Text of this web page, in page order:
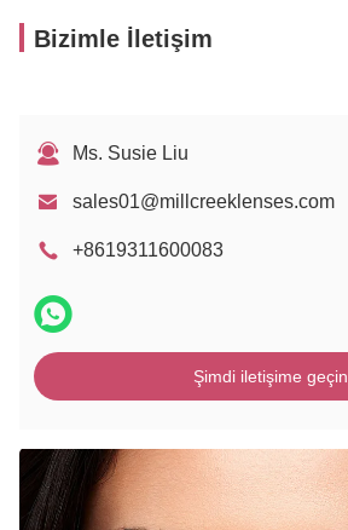
Bizimle İletişim
Ms. Susie Liu
sales01@millcreeklenses.com
+8619311600083
Şimdi iletişime geçin